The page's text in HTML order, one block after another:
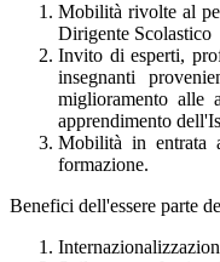
Mobilità rivolte al
Dirigente Scolastico
Invito di esperti,
insegnanti
miglioramento alle
apprendimento
Mobilità in entrata
formazione.
Benefici dell'essere parte